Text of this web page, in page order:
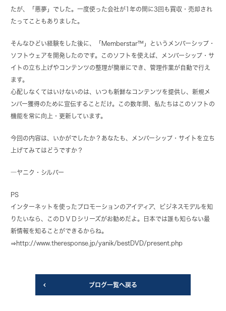
たが、「悪夢」でした。一度使った会社が1年の間に3回も買収・売却され
たってこともありました。
そんなひどい経験をした後に、「Memberstar™」というメンバーシップ・
ソフトウェアを開発したのです。このソフトを使えば、メンバーシップ・サ
イトの立ち上げやコンテンツの整理が簡単にでき、管理作業が自動で行え
ます。
心配しなくてはいけないのは、いつも新鮮なコンテンツを提供し、新規メ
ンバー獲得のために宣伝することだけ。この数年間、私たちはこのソフトの
機能を常に向上・更新しています。
今回の内容は、いかがでしたか？あなたも、メンバーシップ・サイトを立ち
上げてみてはどうですか？
―ヤニク・シルバー
PS
インターネットを使ったプロモーションのアイディア、ビジネスモデルを知
りたいなら、このＤＶＤシリーズがお勧めだよ。日本では誰も知らない最
新情報を知ることができるからね。
⇒http://www.theresponse.jp/yanik/bestDVD/present.php
ブログ一覧へ戻る